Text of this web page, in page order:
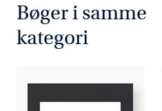
Bøger i samme
kategori